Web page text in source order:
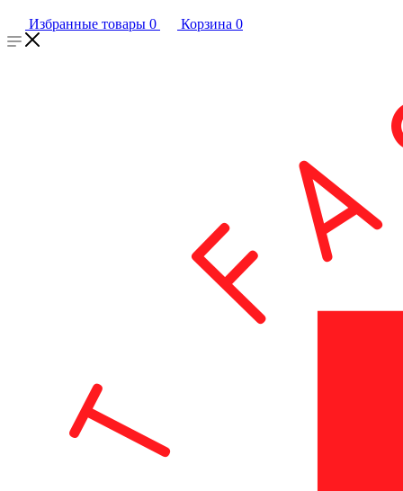
Избранные товары 0 Корзина 0